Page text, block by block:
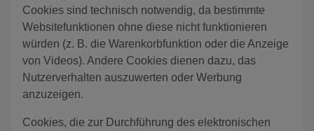
Cookies sind technisch notwendig, da bestimmte
Websitefunktionen ohne diese nicht funktionieren
würden (z. B. die Warenkorbfunktion oder die Anzeige
von Videos). Andere Cookies dienen dazu, das
Nutzerverhalten auszuwerten oder Werbung
anzuzeigen.
Cookies, die zur Durchführung des elektronischen